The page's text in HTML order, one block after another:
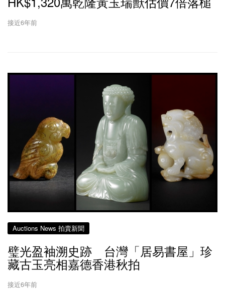
接近6年前
Auctions News 拍賣新聞
璧光盈袖溯史跡 台灣「居易書屋」珍
藏古玉亮相嘉德香港秋拍
接近6年前